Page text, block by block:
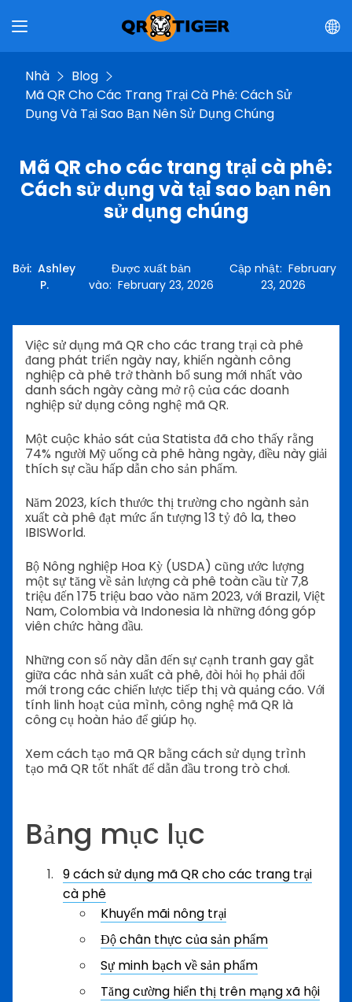
Nhà
Blog
Mã QR Cho Các Trang Trại Cà Phê: Cách Sử
Dụng Và Tại Sao Bạn Nên Sử Dụng Chúng
Mã QR cho các trang trại cà phê:
Cách sử dụng và tại sao bạn nên
sử dụng chúng
Bởi: Ashley
P.
Được xuất bản
vào: February 23, 2026
Cập nhật:February
23, 2026
Việc sử dụng mã QR cho các trang trại cà phê
đang phát triển ngày nay, khiến ngành công
nghiệp cà phê trở thành bổ sung mới nhất vào
danh sách ngày càng mở rộ của các doanh
nghiệp sử dụng công nghệ mã QR.
Một cuộc khảo sát của Statista đã cho thấy rằng
74% người Mỹ uống cà phê hàng ngày, điều này giải
thích sự cầu hấp dẫn cho sản phẩm.
Năm 2023, kích thước thị trường cho ngành sản
xuất cà phê đạt mức ấn tượng 13 tỷ đô la, theo
IBISWorld.
Bộ Nông nghiệp Hoa Kỳ (USDA) cũng ước lượng
một sự tăng về sản lượng cà phê toàn cầu từ 7,8
triệu đến 175 triệu bao vào năm 2023, với Brazil, Việt
Nam, Colombia và Indonesia là những đóng góp
viên chức hàng đầu.
Những con số này dẫn đến sự cạnh tranh gay gắt
giữa các nhà sản xuất cà phê, đòi hỏi họ phải đổi
mới trong các chiến lược tiếp thị và quảng cáo. Với
tính linh hoạt của mình, công nghệ mã QR là
công cụ hoàn hảo để giúp họ.
Xem cách tạo mã QR bằng cách sử dụng trình
tạo mã QR tốt nhất để dẫn đầu trong trò chơi.
Bảng mục lục
9 cách sử dụng mã QR cho các trang trại
cà phê
Khuyến mãi nông trại
Độ chân thực của sản phẩm
Sự minh bạch về sản phẩm
Tăng cường hiển thị trên mạng xã hội